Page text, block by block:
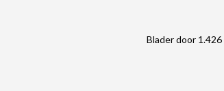
Blader door 1.426